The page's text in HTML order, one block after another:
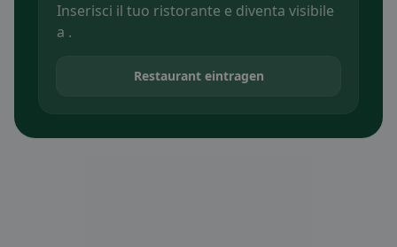
Inserisci il tuo ristorante e diventa visibile
a .
Restaurant eintragen